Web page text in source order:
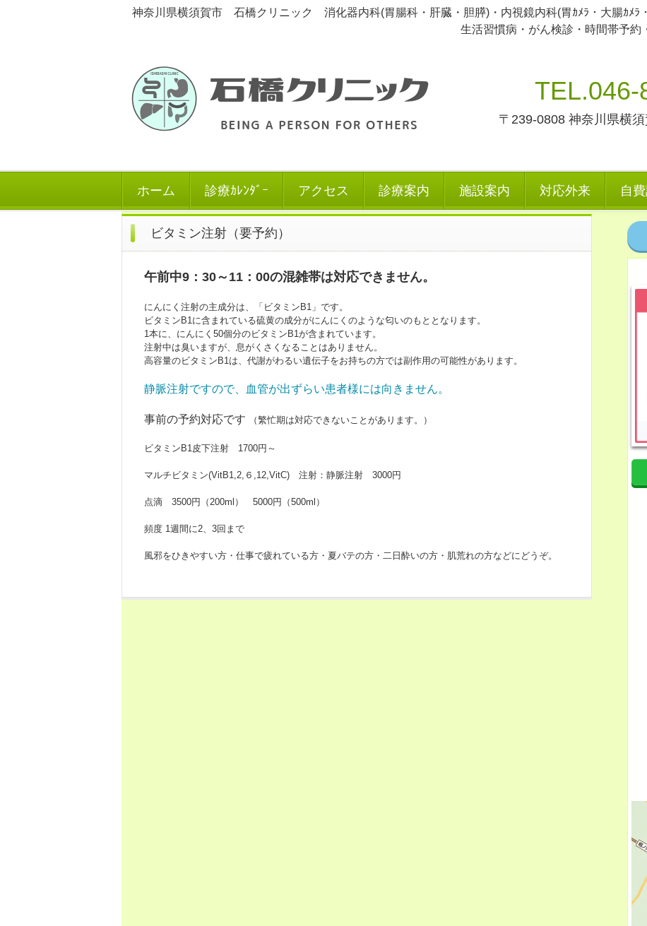
神奈川県横須賀市 石橋クリニック 消化器内科(胃腸科・肝臓・胆膵)・内視鏡内科(胃ｶﾒﾗ・大腸ｶﾒﾗ
生活習慣病・がん検診・時間帯予約
TEL.046-
〒239-0808 神奈川県横
ホーム 診療ｶﾚﾝﾀﾞｰ アクセス 診療案内 施設案内 対応外来 自
ビタミン注射（要予約）
午前中9：30～11：00の混雑帯は対応できません。
にんにく注射の主成分は、「ビタミンB1」です。
ビタミンB1に含まれている硫黄の成分がにんにくのような匂いのもととなります。
1本に、にんにく50個分のビタミンB1が含まれています。
注射中は臭いますが、息がくさくなることはありません。
高容量のビタミンB1は、代謝がわるい遺伝子をお持ちの方では副作用の可能性があります。
静脈注射ですので、血管が出ずらい患者様には向きません。
事前の予約対応です （繁忙期は対応できないことがあります。）
ビタミンB1皮下注射 1700円～
マルチビタミン(VitB1,2,６,12,VitC) 注射：静脈注射 3000円
点滴 3500円（200ml） 5000円（500ml）
頻度 1週間に2、3回まで
風邪をひきやすい方・仕事で疲れている方・夏バテの方・二日酔いの方・肌荒れの方などにどうぞ。